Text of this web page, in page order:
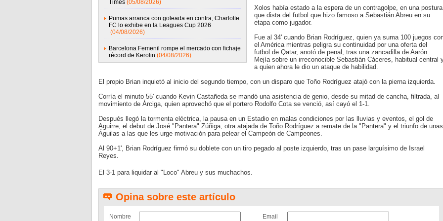
Times (05/08/2026)
Pumas arranca con goleada en contra; Charlotte
FC lo exhibe en la Leagues Cup 2026
(04/08/2026)
Barcelona Femenil rompe el mercado con fichaje
récord de Kerolin (04/08/2026)
Xolos había estado a la espera de un contragolpe, en una postura
que dista del futbol que hizo famoso a Sebastián Abreu en su
etapa como jugador.
Fue al 34' cuando Brian Rodríguez, quien ya suma 100 juegos
el América mientras peligra su continuidad por una oferta del
futbol de Qatar, anotó de penal, tras una zancadilla de Aarón
Mejía sobre un irreconocible Sebastián Cáceres, habitual central
a quien ahora le dio un ataque de habilidad.
El propio Brian inquietó al inicio del segundo tiempo, con un disparo que Toño Rodríguez atajó con la pierna izquierda.
Corría el minuto 55' cuando Kevin Castañeda se mandó una asistencia de genio, desde su mitad de cancha, filtrada, al
movimiento de Árciga, quien aprovechó que el portero Rodolfo Cota se venció, así cayó el 1-1.
Después llegó la tormenta eléctrica, la pausa en un Estadio en malas condiciones por las lluvias y eventos, el gol de
Aguirre, el debut de José "Pantera" Zúñiga, otra atajada de Toño Rodríguez a remate de la "Pantera" y el triunfo de unas
Águilas a las que les urge motivación para pelear el Campeón de Campeones.
Al 90+1', Brian Rodríguez firmó su doblete con un tiro pegado al poste izquierdo, tras un pase larguísimo de Israel
Reyes.
El 3-1 para liquidar al "Loco" Abreu y sus muchachos.
Opina sobre este artículo
Nombre Email